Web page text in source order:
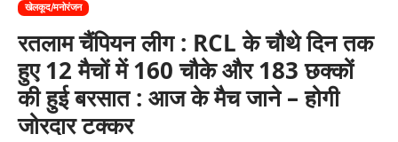
खेलकूद/मनोरंजन
रतलाम चैंपियन लीग : RCL के चौथे दिन तक
हुए 12 मैचों में 160 चौके और 183 छक्कों
की हुई बरसात : आज के मैच जाने – होगी
जोरदार टक्कर